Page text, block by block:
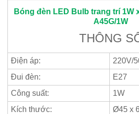
Bóng đèn LED Bulb trang trí 1W
A45G/1W
THÔNG
Điện áp:
220V/
Đui đèn:
E27
Công suất:
1W
Kích thước:
Ø45 x